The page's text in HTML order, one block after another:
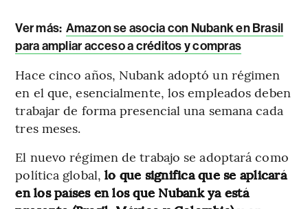
Ver más: Amazon se asocia con Nubank en Brasil
para ampliar acceso a créditos y compras
Hace cinco años, Nubank adoptó un régimen
en el que, esencialmente, los empleados deben
trabajar de forma presencial una semana cada
tres meses.
El nuevo régimen de trabajo se adoptará como
política global,lo que significa que se aplicará
en los países en los que Nubank ya está